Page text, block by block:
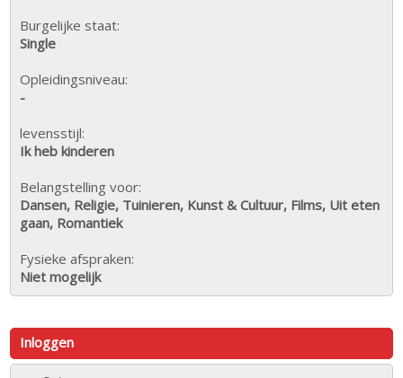
Burgelijke staat:
Single
Opleidingsniveau:
-
levensstijl:
Ik heb kinderen
Belangstelling voor:
Dansen, Religie, Tuinieren, Kunst & Cultuur, Films, Uit eten
gaan, Romantiek
Fysieke afspraken:
Niet mogelijk
Inloggen